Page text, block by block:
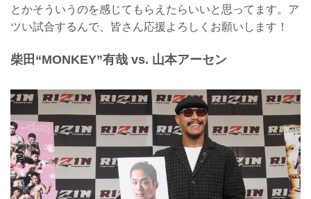
とかそういうのを感じてもらえたらいいと思ってます。ア
ツい試合するんで、皆さん応援よろしくお願いします！
柴田“MONKEY”有哉 vs. 山本アーセン